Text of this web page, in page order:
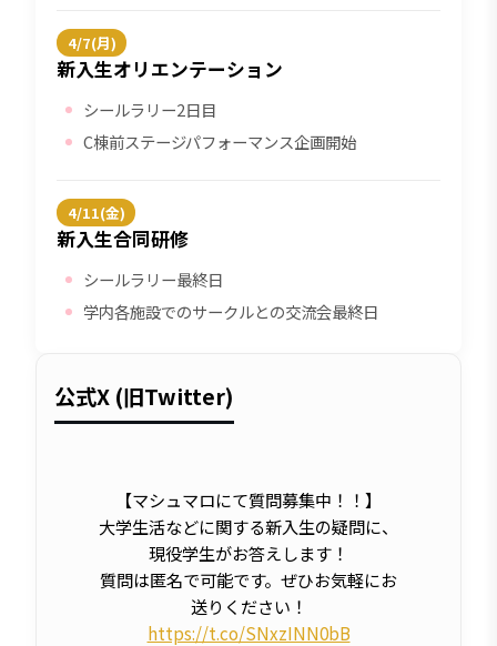
4/7(月)
新入生オリエンテーション
シールラリー2日目
C棟前ステージパフォーマンス企画開始
4/11(金)
新入生合同研修
シールラリー最終日
学内各施設でのサークルとの交流会最終日
公式X (旧Twitter)
【マシュマロにて質問募集中！！】
大学生活などに関する新入生の疑問に、
現役学生がお答えします！
質問は匿名で可能です。ぜひお気軽にお
送りください！
https://t.co/SNxzINN0bB